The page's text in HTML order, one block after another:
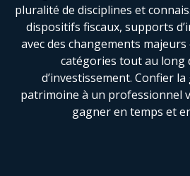
pluralité de disciplines et
dispositifs fiscaux, supports
avec des changements
catégories tout au long
d’investissement. Confier
patrimoine à un professionnel
gagner en temps et